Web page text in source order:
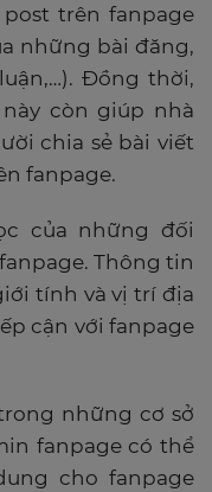
trên fanpage
những bài đăng,
Đồng thời,
còn giúp nhà
chia sẻ bài viết
fanpage.
của những đối
Thông tin
tính và vị trí địa
cận với fanpage
những cơ sở
fanpage có thể
cho fanpage